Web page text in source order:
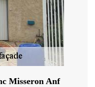
Misseron Anf